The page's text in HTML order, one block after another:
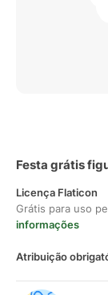
Festa grátis
Licença Flaticon
Grátis para uso
informações
Atribuição